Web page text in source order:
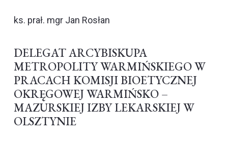
ks. prał. mgr Jan Rosłan
DELEGAT ARCYBISKUPA
METROPOLITY WARMIŃSKIEGO W
PRACACH KOMISJI BIOETYCZNEJ
OKRĘGOWEJ WARMIŃSKO –
MAZURSKIEJ IZBY LEKARSKIEJ W
OLSZTYNIE